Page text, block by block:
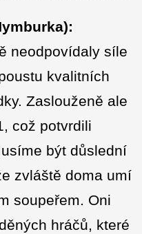
neodpovídaly síle
kvalitních
Zaslouženě ale
což potvrdili
být důslední
zvláště doma umí
soupeřem. Oni
hráčů, které